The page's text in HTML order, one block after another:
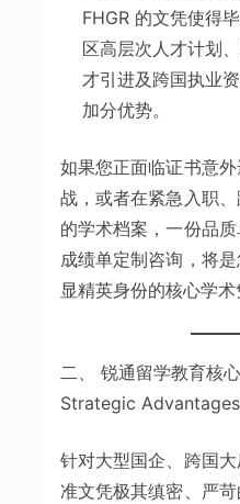
FHGR 的文凭使得
区高层次人才计划
才引进及跨国执业
加分优势。
如果您正面临证书意
战，或者在紧急入职
的学术档案，一份品
成绩单定制咨询，将
显精英身份的核心学术
二、 锐通留学教育核
Strategic
针对大型国企、跨国
准文凭极其缜密、严苛